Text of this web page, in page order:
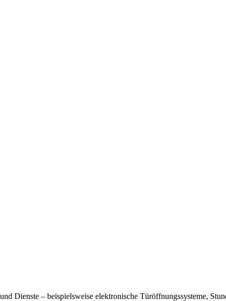
Dienste – beispielsweise elektronische Türöffnungssysteme,